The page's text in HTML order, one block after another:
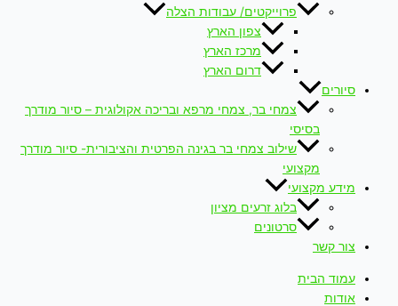
פרוייקטים/ עבודות הצלה
צפון הארץ
מרכז הארץ
דרום הארץ
סיורים
צמחי בר, צמחי מרפא ובריכה אקולוגית – סיור מודרך
בסיסי
שילוב צמחי בר בגינה הפרטית והציבורית- סיור מודרך
מקצועי
מידע מקצועי
בלוג זרעים מציון
סרטונים
צור קשר
עמוד הבית
אודות